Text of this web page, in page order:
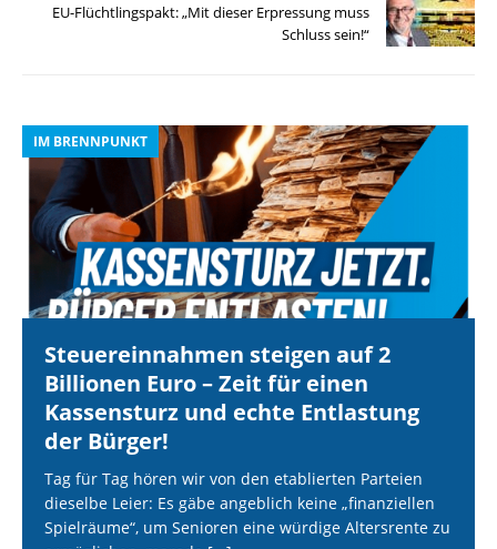
EU-Flüchtlingspakt: „Mit dieser Erpressung muss
Schluss sein!“
IM BRENNPUNKT
Steuereinnahmen steigen auf 2
Billionen Euro – Zeit für einen
Kassensturz und echte Entlastung
der Bürger!
Tag für Tag hören wir von den etablierten Parteien
dieselbe Leier: Es gäbe angeblich keine „finanziellen
Spielräume“, um Senioren eine würdige Altersrente zu